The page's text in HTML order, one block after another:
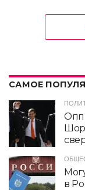
САМОЕ
Шор
в